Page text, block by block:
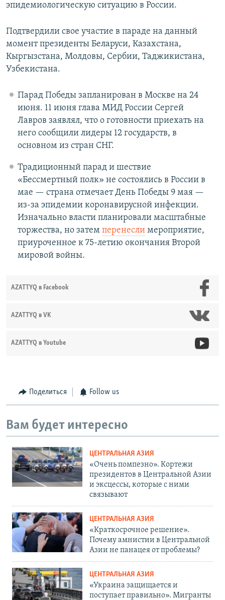
эпидемиологическую ситуацию в России.
Подтвердили свое участие в параде на данный
момент президенты Беларуси, Казахстана,
Кыргызстана, Молдовы, Сербии, Таджикистана,
Узбекистана.
Парад Победы запланирован в Москве на 24
июня. 11 июня глава МИД России Сергей
Лавров заявлял, что о готовности приехать на
него сообщили лидеры 12 государств, в
основном из стран СНГ.
Традиционный парад и шествие
«Бессмертный полк» не состоялись в России в
мае — страна отмечает День Победы 9 мая —
из-за эпидемии коронавирусной инфекции.
Изначально власти планировали масштабные
торжества, но затем перенеслимероприятие,
приуроченное к 75-летию окончания Второй
мировой войны.
AZATTYQ в Facebook
AZATTYQ в VK
AZATTYQ в Youtube
Поделиться Follow us
Вам будет интересно
ЦЕНТРАЛЬНАЯ АЗИЯ
«Очень помпезно». Кортежи
президентов в Центральной Азии
и эксцессы, которые с ними
связывают
ЦЕНТРАЛЬНАЯ АЗИЯ
«Краткосрочное решение».
Почему амнистии в Центральной
Азии не панацея от проблемы?
ЦЕНТРАЛЬНАЯ АЗИЯ
«Украина защищается и
поступает правильно». Мигранты